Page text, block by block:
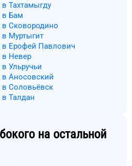
Тахтамыгду
в Бам
в Сковородино
в Муртыгит
в Ерофей Павлович
в Невер
Ульручьи
в Аносовский
в Соловьёвск
Талдан
на остальной